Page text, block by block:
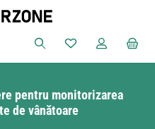
Aveți 0 articole
pentru monitorizarea
de vânătoare